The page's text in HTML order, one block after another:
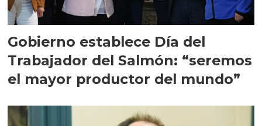
Gobierno establece Día del
Trabajador del Salmón: “seremos
el mayor productor del mundo”